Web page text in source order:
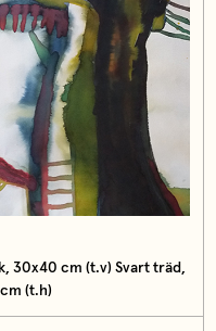
30x40 cm (t.v) Svart träd,
(t.h)